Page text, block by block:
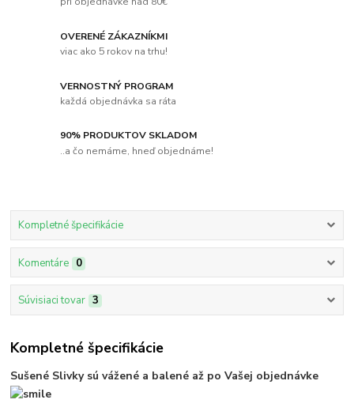
OVERENÉ ZÁKAZNÍKMI
viac ako 5 rokov na trhu!
VERNOSTNÝ PROGRAM
každá objednávka sa ráta
90% PRODUKTOV SKLADOM
..a čo nemáme, hneď objednáme!
Kompletné špecifikácie
Komentáre 0
Súvisiaci tovar 3
Kompletné špecifikácie
Sušené Slivky sú vážené a balené až po Vašej objednávke